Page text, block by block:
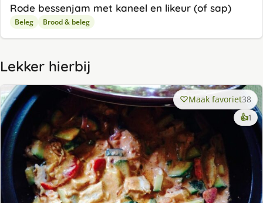
Rode bessenjam met kaneel en likeur (of sap)
Beleg Brood & beleg
Lekker hierbij
Maak favoriet38
👍1